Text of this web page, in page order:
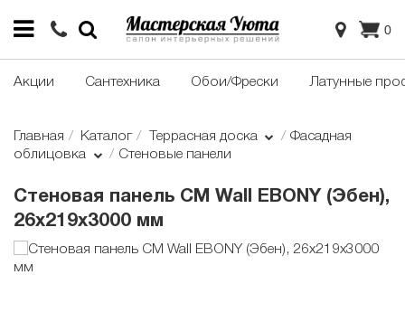
0
Акции Сантехника Обои/Фрески Латунные
Главная Каталог Террасная доска
Фасадная
облицовка
Стеновые панели
Стеновая панель CM Wall EBONY (Эбен),
26x219x3000 мм